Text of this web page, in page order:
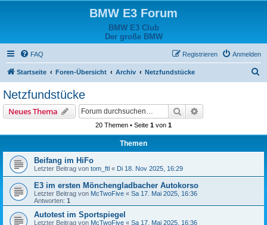
BMW E3 Forum
BMW E3 Club
Der große BMW
FAQ Anmelden
Registrieren
Startseite Foren-Übersicht Archiv Netzfundstücke
Netzfundstücke
Neues Thema Suche
20 Themen • Seite 1 von 1
Themen
Beifang im HiFo
Letzter Beitrag von tom_ftl « Di 18. Nov 2025, 16:29
E3 im ersten Mönchengladbacher Autokorso
Letzter Beitrag von McTwoFive « Sa 17. Mai 2025, 16:36
Antworten: 1
Autotest im Sportspiegel
Letzter Beitrag von McTwoFive « Sa 17. Mai 2025, 16:36